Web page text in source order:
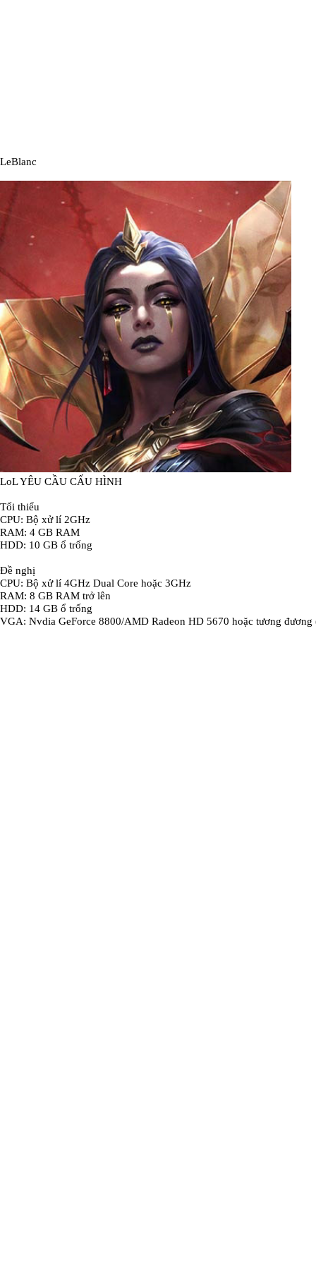
LeBlanc
LoL YÊU CẦU CẤU HÌNH
Tối thiểu
CPU: Bộ xử lí 2GHz
RAM: 4 GB RAM
HDD: 10 GB ổ trống
Đề nghị
CPU: Bộ xử lí 4GHz Dual Core hoặc 3GHz
RAM: 8 GB RAM trở lên
HDD: 14 GB ổ trống
VGA: Nvdia GeForce 8800/AMD Radeon HD 5670 hoặc tương